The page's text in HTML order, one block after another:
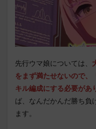
先行ウマ娘については、
をまず満たせないので、
キル編成にする必要があ
ば、なんだかんだ勝ち負
ます。